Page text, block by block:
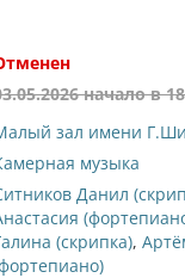
начало в
зал имени
музыка
Данил
(скрипка),